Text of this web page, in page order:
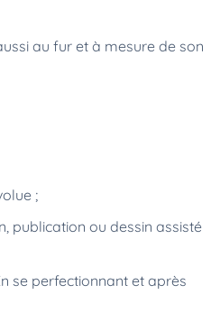
au fur et à mesure de son
;
publication ou dessin assisté
se perfectionnant et après